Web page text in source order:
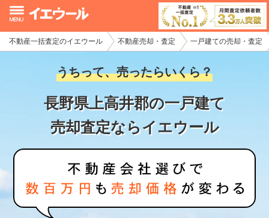
不動産一括査定のイエウール 不動産売却・査定 一戸建ての売却・査定
うちって、売ったらいくら？
長野県上高井郡の一戸建て
売却査定ならイエウール
イエウール加盟希望の不動産会社様
初めての方へ
不動産売却の流れ
不動産の売却・一括査定
家査定シミュレーター
お問い合わせ